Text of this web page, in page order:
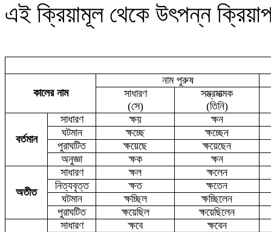
এই কয়মলথেকে উৎপন্ন
কালের নাম
নাম পুরুষ
সাধারণ
(সে)
সম্ভ্রমাত্মক
(তিনি)
বর্তমান
সাধারণ ক্ষয় ক্ষন
ঘটমান
ক্ষচ্ছে
ক্ষচ্ছেন
পুরাঘটিত
ক্ষয়েছে
ক্ষয়েছেন
অনুজ্ঞা
ক্ষক ক্ষন
অতীত
সাধারণ ক্ষল ক্ষলেন
নিত্যবৃত্ত
ক্ষত ক্ষতেন
ঘটমান ক্ষচ্ছিল
ক্ষচ্ছিলেন
পুরাঘটিত
ক্ষয়েছিল ক্ষয়েছিলেন
সাধারণ ক্ষবে
ক্ষবেন